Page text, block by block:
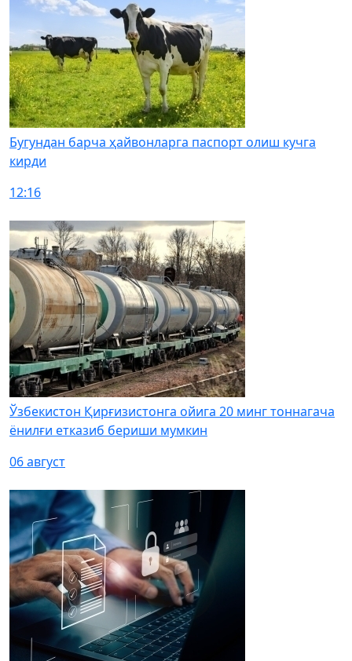
Бугундан барча ҳайвонларга паспорт олиш кучга
кирди
12:16
Ўзбекистон Қирғизистонга ойига 20 минг тоннагача
ёнилғи етказиб бериши мумкин
06 август